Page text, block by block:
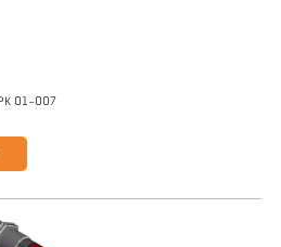
01-007